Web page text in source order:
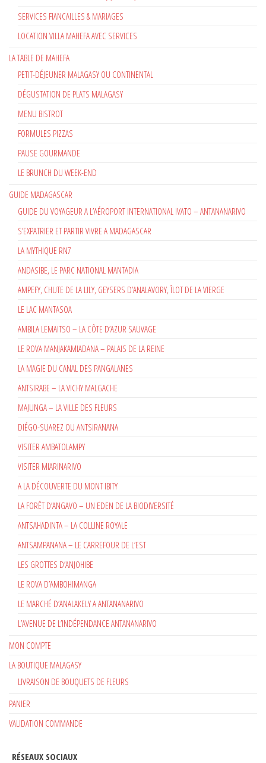
SERVICES FIANCAILLES & MARIAGES
LOCATION VILLA MAHEFA AVEC SERVICES
LA TABLE DE MAHEFA
PETIT-DÉJEUNER MALAGASY OU CONTINENTAL
DÉGUSTATION DE PLATS MALAGASY
MENU BISTROT
FORMULES PIZZAS
PAUSE GOURMANDE
LE BRUNCH DU WEEK-END
GUIDE MADAGASCAR
GUIDE DU VOYAGEUR A L’AÉROPORT INTERNATIONAL IVATO – ANTANANARIVO
S’EXPATRIER ET PARTIR VIVRE A MADAGASCAR
LA MYTHIQUE RN7
ANDASIBE, LE PARC NATIONAL MANTADIA
AMPEFY, CHUTE DE LA LILY, GEYSERS D’ANALAVORY, ÎLOT DE LA VIERGE
LE LAC MANTASOA
AMBILA LEMAITSO – LA CÔTE D’AZUR SAUVAGE
LE ROVA MANJAKAMIADANA – PALAIS DE LA REINE
LA MAGIE DU CANAL DES PANGALANES
ANTSIRABE – LA VICHY MALGACHE
MAJUNGA – LA VILLE DES FLEURS
DIÉGO-SUAREZ OU ANTSIRANANA
VISITER AMBATOLAMPY
VISITER MIARINARIVO
A LA DÉCOUVERTE DU MONT IBITY
LA FORÊT D’ANGAVO – UN EDEN DE LA BIODIVERSITÉ
ANTSAHADINTA – LA COLLINE ROYALE
ANTSAMPANANA – LE CARREFOUR DE L’EST
LES GROTTES D’ANJOHIBE
LE ROVA D’AMBOHIMANGA
LE MARCHÉ D’ANALAKELY A ANTANANARIVO
L’AVENUE DE L’INDÉPENDANCE ANTANANARIVO
MON COMPTE
LA BOUTIQUE MALAGASY
LIVRAISON DE BOUQUETS DE FLEURS
PANIER
VALIDATION COMMANDE
RÉSEAUX SOCIAUX